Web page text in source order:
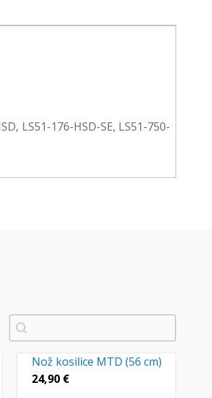
LS51-176-HSD-SE, LS51-750-
Pretraži
Nož kosilice MTD (56 cm)
24,90 €